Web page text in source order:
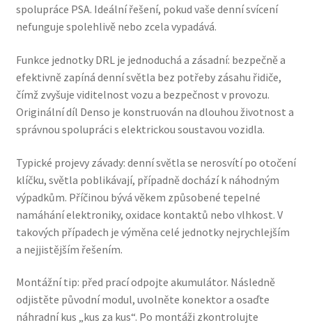
spolupráce PSA. Ideální řešení, pokud vaše denní svícení
nefunguje spolehlivě nebo zcela vypadává.
Funkce jednotky DRL je jednoduchá a zásadní: bezpečně a
efektivně zapíná denní světla bez potřeby zásahu řidiče,
čímž zvyšuje viditelnost vozu a bezpečnost v provozu.
Originální díl Denso je konstruován na dlouhou životnost a
správnou spolupráci s elektrickou soustavou vozidla.
Typické projevy závady: denní světla se nerosvítí po otočení
klíčku, světla poblikávají, případně dochází k náhodným
výpadkům. Příčinou bývá věkem způsobené tepelné
namáhání elektroniky, oxidace kontaktů nebo vlhkost. V
takových případech je výměna celé jednotky nejrychlejším
a nejjistějším řešením.
Montážní tip: před prací odpojte akumulátor. Následně
odjistěte původní modul, uvolněte konektor a osaďte
náhradní kus „kus za kus“. Po montáži zkontrolujte